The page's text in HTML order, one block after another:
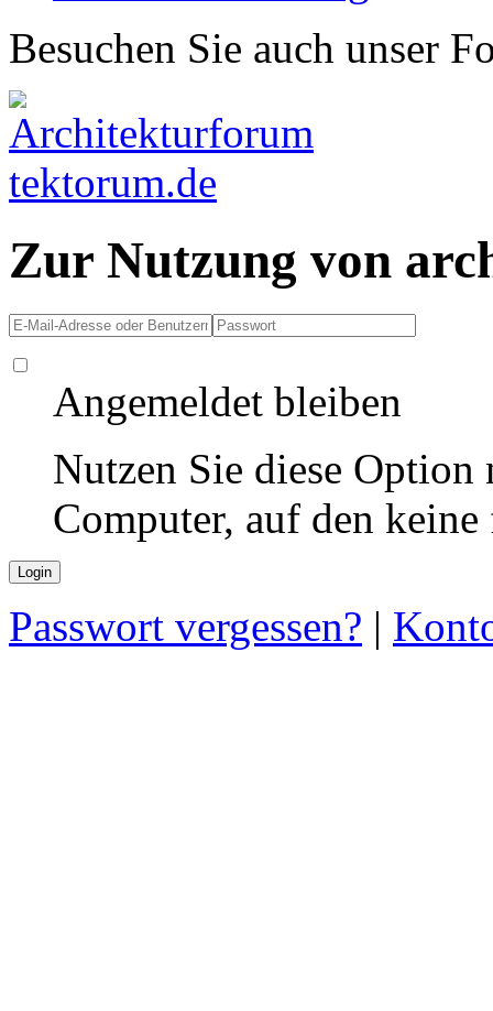
Besuchen Sie auch unser
Zur Nutzung von
Angemeldet bleiben
Nutzen Sie diese
Computer, auf den
Passwort vergessen? |